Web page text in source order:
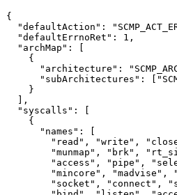
{
"defaultAction" :
"defaultErrnoRet" : 1 ,
"archMap" :
{
"architecture" :
"subArchitectures" :
}
,
"syscalls" :
{
"names" :
"read" , "write" ,
"munmap" , "brk" ,
"access" , "pipe" ,
"mincore" , "madvise" ,
"socket" , "connect" ,